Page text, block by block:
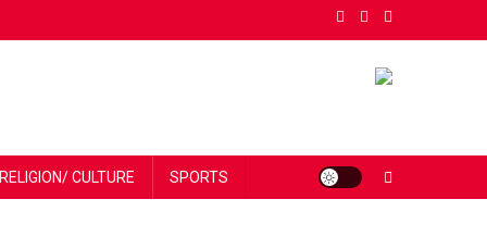
RELIGION/ CULTURE SPORTS